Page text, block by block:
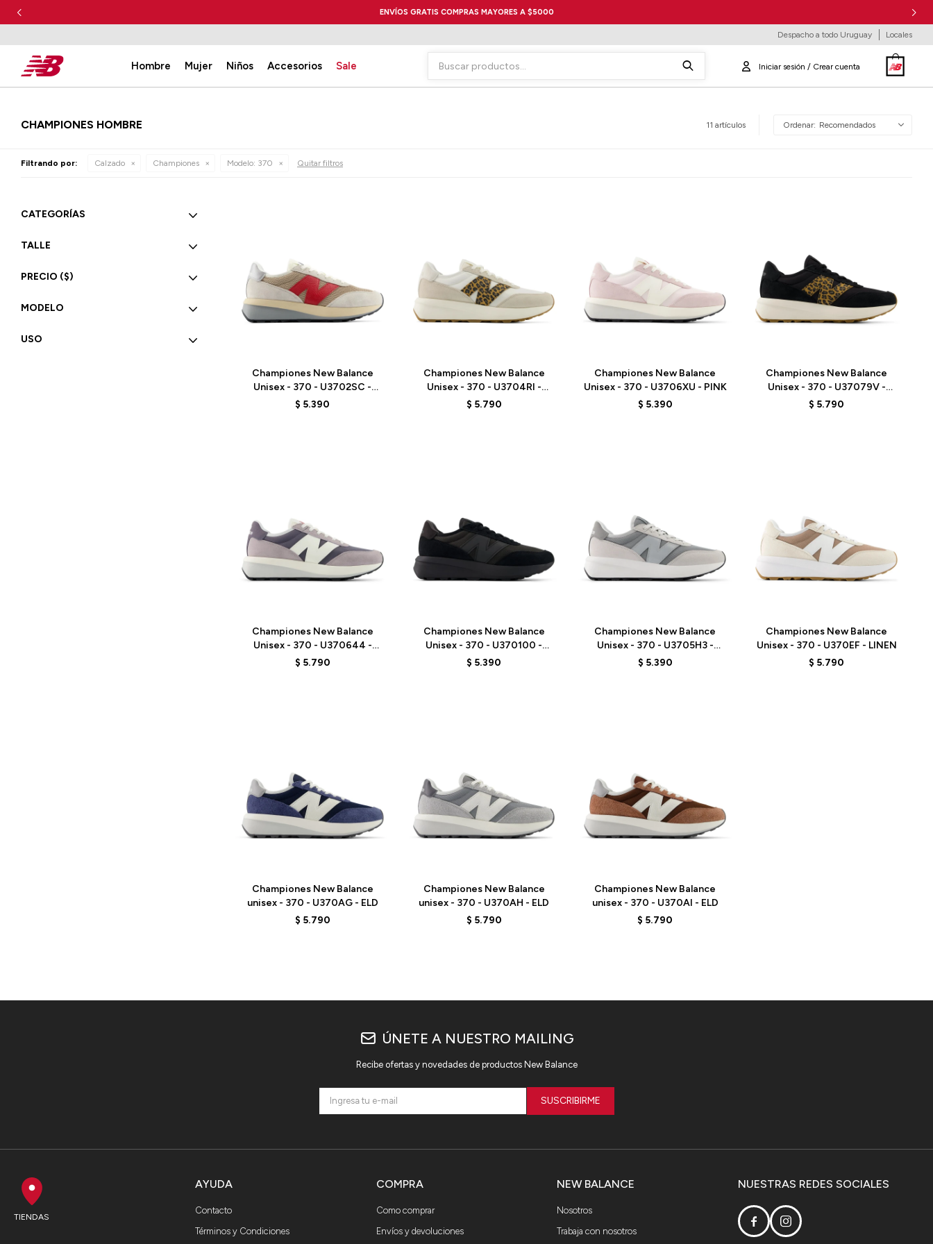
ENVÍOS GRATIS COMPRAS MAYORES A $5000
Hombre Mujer Niños Accesorios Sale
Despacho a todo Uruguay Locales
CHAMPIONES HOMBRE 11 artículos Recomendados
Filtrando por: Calzado Championes Modelo: 370 Quitar filtros
Championes New Balance
Unisex - 370 - U3702SC -
GREY
$ 5.390
Championes New Balance
Unisex - 370 - U3704RI -
BROWN
$ 5.790
Championes New Balance
Unisex - 370 - U3706XU - PINK
$ 5.390
Championes New Balance
Unisex - 370 - U37079V -
BLACK
$ 5.790
Championes New Balance
Unisex - 370 - U370644 -
GREY
$ 5.790
Championes New Balance
Unisex - 370 - U370100 -
BLACK
$ 5.390
Championes New Balance
Unisex - 370 - U3705H3 -
GREY
$ 5.390
Championes New Balance
Unisex - 370 - U370EF - LINEN
$ 5.790
Championes New Balance
unisex - 370 - U370AG - ELD
$ 5.790
Championes New Balance
unisex - 370 - U370AH - ELD
$ 5.790
Championes New Balance
unisex - 370 - U370AI - ELD
$ 5.790
CATEGORÍAS
TALLE
PRECIO ($)
MODELO
USO
TIENDAS
AYUDA
Contacto
Términos y Condiciones
NEW BALANCE
Nosotros
Trabaja con nosotros
COMPRA
Como comprar
Envíos y devoluciones
NUESTRAS REDES SOCIALES
 
ÚNETE A NUESTRO MAILING
Recibe ofertas y novedades de productos New Balance
SUSCRIBIRME